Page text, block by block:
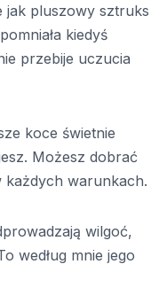
jak pluszowy sztruks
kiedyś
przebije uczucia
koce świetnie
Możesz dobrać
każdych warunkach.
wilgoć,
według mnie jego